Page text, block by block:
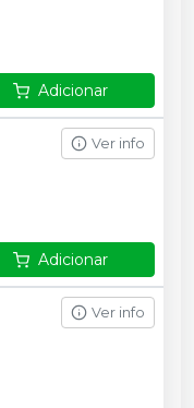
Adicionar
Ver info
Adicionar
Ver info